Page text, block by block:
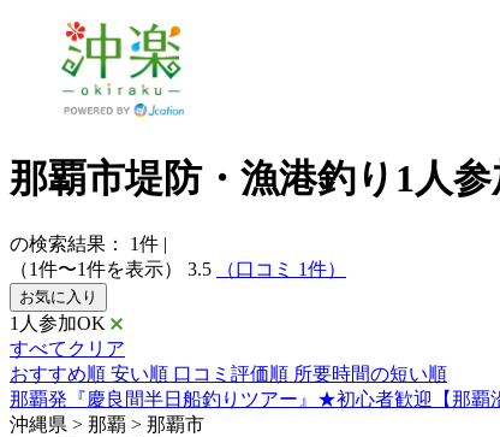
那覇市堤防・漁港釣り1人
の検索結果： 1件 |
（1件〜1件を表示）
3.5 （口コミ 1件）
お気に入り
1人参加OK
すべてクリア
おすすめ順 安い順 口コミ評価順 所要時間の短い順
那覇発『慶良間半日船釣りツアー』★初心者歓迎【那覇
沖縄県 > 那覇 > 那覇市